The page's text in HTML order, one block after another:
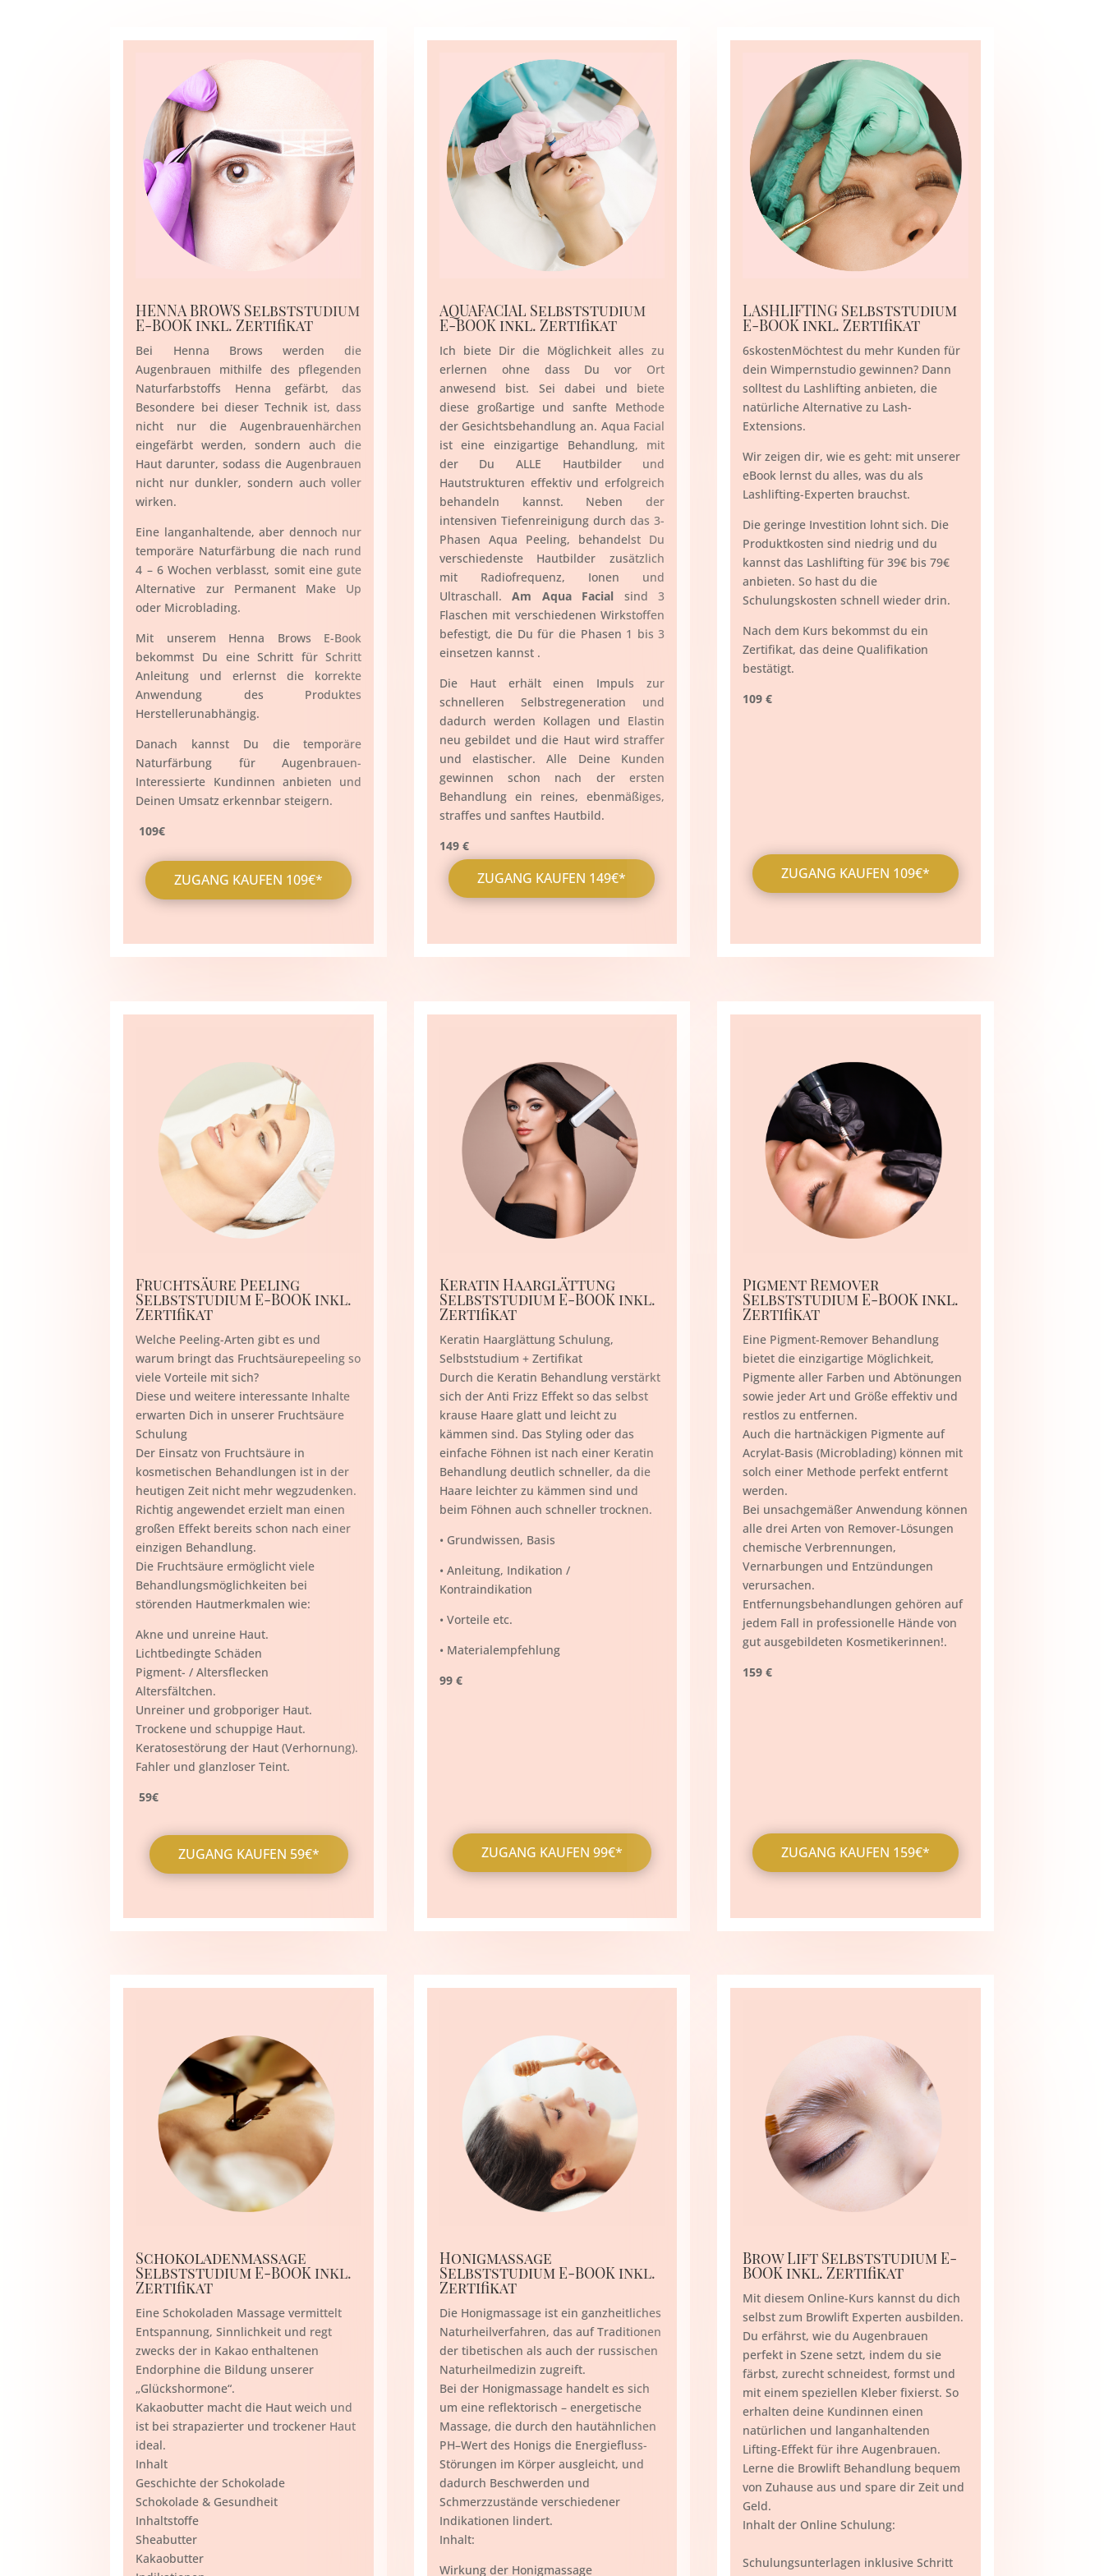
HENNA BROWS Selbststudium
E-BOOK inkl. Zertifikat
Bei Henna Brows werden die
Augenbrauen mithilfe des pflegenden
Naturfarbstoffs Henna gefärbt, das
Besondere bei dieser Technik ist, dass
nicht nur die Augenbrauenhärchen
eingefärbt werden, sondern auch die
Haut darunter, sodass die Augenbrauen
nicht nur dunkler, sondern auch voller
wirken.
Eine langanhaltende, aber dennoch nur
temporäre Naturfärbung die nach rund
4 – 6 Wochen verblasst, somit eine gute
Alternative zur Permanent Make Up
oder Microblading.
Mit unserem Henna Brows E-Book
bekommst Du eine Schritt für Schritt
Anleitung und erlernst die korrekte
Anwendung des Produktes
Herstellerunabhängig.
Danach kannst Du die temporäre
Naturfärbung für Augenbrauen-
Interessierte Kundinnen anbieten und
Deinen Umsatz erkennbar steigern.
109€
ZUGANG KAUFEN 109€*
AQUAFACIAL Selbststudium
E-BOOK inkl. Zertifikat
Ich biete Dir die Möglichkeit alles zu
erlernen ohne dass Du vor Ort
anwesend bist. Sei dabei und biete
diese großartige und sanfte Methode
der Gesichtsbehandlung an. Aqua Facial
ist eine einzigartige Behandlung, mit
der Du ALLE Hautbilder und
Hautstrukturen effektiv und erfolgreich
behandeln kannst. Neben der
intensiven Tiefenreinigung durch das 3-
Phasen Aqua Peeling, behandelst Du
verschiedenste Hautbilder zusätzlich
mit Radiofrequenz, Ionen und
Ultraschall.Am Aqua Facial sind 3
Flaschen mit verschiedenen Wirkstoffen
befestigt, die Du für die Phasen 1 bis 3
einsetzen kannst .
Die Haut erhält einen Impuls zur
schnelleren Selbstregeneration und
dadurch werden Kollagen und Elastin
neu gebildet und die Haut wird straffer
und elastischer. Alle Deine Kunden
gewinnen schon nach der ersten
Behandlung ein reines, ebenmäßiges,
straffes und sanftes Hautbild.
149 €
ZUGANG KAUFEN 149€*
LASHLIFTING Selbststudium
E-BOOK inkl. Zertifikat
6skostenMöchtest du mehr Kunden für
dein Wimpernstudio gewinnen? Dann
solltest du Lashlifting anbieten, die
natürliche Alternative zu Lash-
Extensions.
Wir zeigen dir, wie es geht: mit unserer
eBook lernst du alles, was du als
Lashlifting-Experten brauchst.
Die geringe Investition lohnt sich. Die
Produktkosten sind niedrig und du
kannst das Lashlifting für 39€ bis 79€
anbieten. So hast du die
Schulungskosten schnell wieder drin.
Nach dem Kurs bekommst du ein
Zertifikat, das deine Qualifikation
bestätigt.
109 €
ZUGANG KAUFEN 109€*
Fruchtsäure Peeling
Selbststudium E-BOOK inkl.
Zertifikat
Welche Peeling-Arten gibt es und
warum bringt das Fruchtsäurepeeling so
viele Vorteile mit sich?
Diese und weitere interessante Inhalte
erwarten Dich in unserer Fruchtsäure
Schulung
Der Einsatz von Fruchtsäure in
kosmetischen Behandlungen ist in der
heutigen Zeit nicht mehr wegzudenken.
Richtig angewendet erzielt man einen
großen Effekt bereits schon nach einer
einzigen Behandlung.
Die Fruchtsäure ermöglicht viele
Behandlungsmöglichkeiten bei
störenden Hautmerkmalen wie:
Akne und unreine Haut.
Lichtbedingte Schäden
Pigment- / Altersflecken
Altersfältchen.
Unreiner und grobporiger Haut.
Trockene und schuppige Haut.
Keratosestörung der Haut (Verhornung).
Fahler und glanzloser Teint.
59€
ZUGANG KAUFEN 59€*
Keratin Haarglättung
Selbststudium E-BOOK inkl.
Zertifikat
Keratin Haarglättung Schulung,
Selbststudium + Zertifikat
Durch die Keratin Behandlung verstärkt
sich der Anti Frizz Effekt so das selbst
krause Haare glatt und leicht zu
kämmen sind. Das Styling oder das
einfache Föhnen ist nach einer Keratin
Behandlung deutlich schneller, da die
Haare leichter zu kämmen sind und
beim Föhnen auch schneller trocknen.
• Grundwissen, Basis
• Anleitung, Indikation /
Kontraindikation
• Vorteile etc.
• Materialempfehlung
99 €
ZUGANG KAUFEN 99€*
Pigment Remover
Selbststudium E-BOOK inkl.
Zertifikat
Eine Pigment-Remover Behandlung
bietet die einzigartige Möglichkeit,
Pigmente aller Farben und Abtönungen
sowie jeder Art und Größe effektiv und
restlos zu entfernen.
Auch die hartnäckigen Pigmente auf
Acrylat-Basis (Microblading) können mit
solch einer Methode perfekt entfernt
werden.
Bei unsachgemäßer Anwendung können
alle drei Arten von Remover-Lösungen
chemische Verbrennungen,
Vernarbungen und Entzündungen
verursachen.
Entfernungsbehandlungen gehören auf
jedem Fall in professionelle Hände von
gut ausgebildeten Kosmetikerinnen!.
159 €
ZUGANG KAUFEN 159€*
Schokoladenmassage
Selbststudium E-BOOK inkl.
Zertifikat
Eine Schokoladen Massage vermittelt
Entspannung, Sinnlichkeit und regt
zwecks der in Kakao enthaltenen
Endorphine die Bildung unserer
„Glückshormone“.
Kakaobutter macht die Haut weich und
ist bei strapazierter und trockener Haut
ideal.
Inhalt
Geschichte der Schokolade
Schokolade & Gesundheit
Inhaltstoffe
Sheabutter
Kakaobutter
Honigmassage
Selbststudium E-BOOK inkl.
Zertifikat
Die Honigmassage ist ein ganzheitliches
Naturheilverfahren, das auf Traditionen
der tibetischen als auch der russischen
Naturheilmedizin zugreift.
Bei der Honigmassage handelt es sich
um eine reflektorisch – energetische
Massage, die durch den hautähnlichen
PH–Wert des Honigs die Energiefluss-
Störungen im Körper ausgleicht, und
dadurch Beschwerden und
Schmerzzustände verschiedener
Indikationen lindert.
Inhalt:
Wirkung der Honigmassage
Brow Lift Selbststudium E-
BOOK inkl. Zertifikat
Mit diesem Online-Kurs kannst du dich
selbst zum Browlift Experten ausbilden.
Du erfährst, wie du Augenbrauen
perfekt in Szene setzt, indem du sie
färbst, zurecht schneidest, formst und
mit einem speziellen Kleber fixierst. So
erhalten deine Kundinnen einen
natürlichen und langanhaltenden
Lifting-Effekt für ihre Augenbrauen.
Lerne die Browlift Behandlung bequem
von Zuhause aus und spare dir Zeit und
Geld.
Inhalt der Online Schulung:
Schulungsunterlagen inklusive Schritt